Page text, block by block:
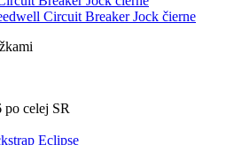
Circuit Breaker Jock čierne
celej SR